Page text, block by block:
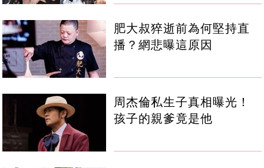
肥大叔猝逝前為何堅持直
播？網悲曝這原因
周杰倫私生子真相曝光！
孩子的親爹竟是他